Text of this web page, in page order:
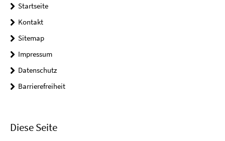
Startseite
Kontakt
Sitemap
Impressum
Datenschutz
Barrierefreiheit
Diese Seite